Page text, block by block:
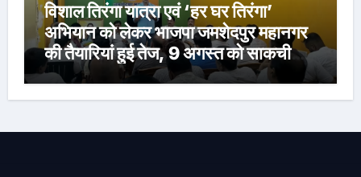
विशाल तिरंगा यात्रा एवं ‘हर घर तिरंगा’
अभियान को लेकर भाजपा जमशेदपुर महानगर
की तैयारियां हुई तेज, 9 अगस्त को साकची
नेताजी सुभाष मैदान से निकलेगी विशाल तिरंगा
यात्रा